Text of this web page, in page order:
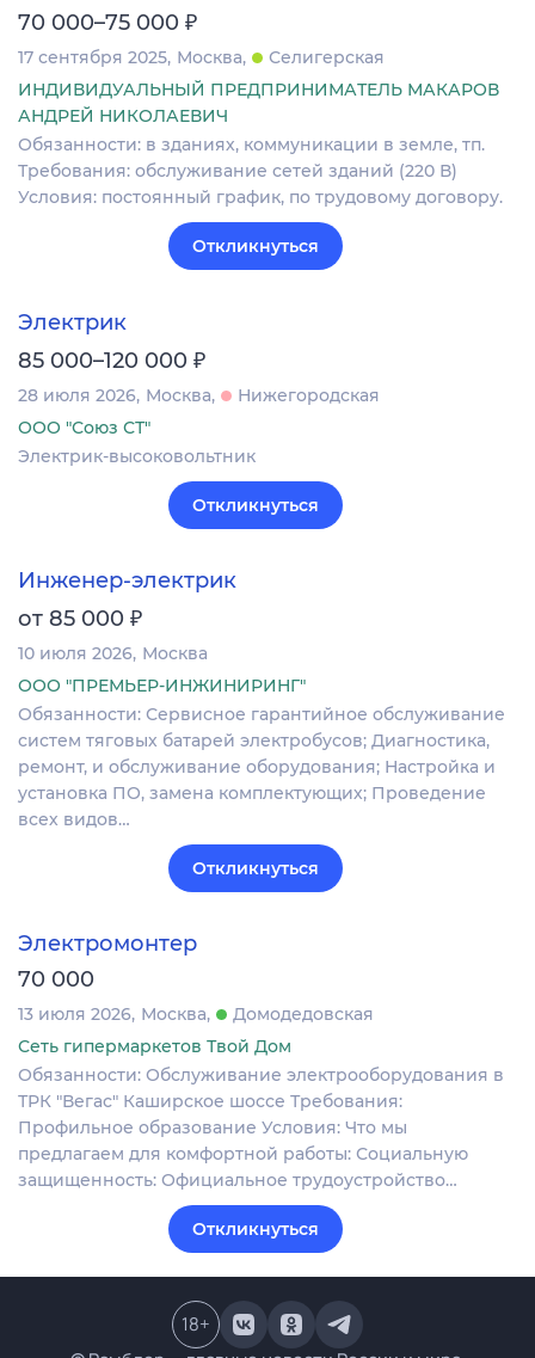
70 000–75 000 ₽
17 сентября 2025 Москва
Селигерская
ИНДИВИДУАЛЬНЫЙ ПРЕДПРИНИМАТЕЛЬ МАКАРОВ
АНДРЕЙ НИКОЛАЕВИЧ
Обязанности: в зданиях, коммуникации в земле, тп.
Требования: обслуживание сетей зданий (220 В)
Условия: постоянный график, по трудовому договору.
Откликнуться
Электрик
85 000–120 000 ₽
28 июля 2026 Москва
Нижегородская
ООО "Союз СТ"
Электрик-высоковольтник
Откликнуться
Инженер-электрик
от 85 000 ₽
10 июля 2026 Москва
ООО "ПРЕМЬЕР-ИНЖИНИРИНГ"
Обязанности: Сервисное гарантийное обслуживание
систем тяговых батарей электробусов; Диагностика,
ремонт, и обслуживание оборудования; Настройка и
установка ПО, замена комплектующих; Проведение
всех видов…
Откликнуться
Электромонтер
70 000
13 июля 2026 Москва
Домодедовская
Сеть гипермаркетов Твой Дом
Обязанности: Обслуживание электрооборудования в
ТРК "Вегас" Каширское шоссе Требования:
Профильное образование Условия: Что мы
предлагаем для комфортной работы: Социальную
защищенность: Официальное трудоустройство…
Откликнуться
18+